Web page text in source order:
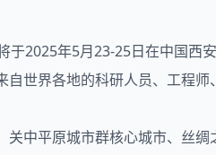
于2025年5月23-25日在中国西
世界各地的科研人员、工程
中平原城市群核心城市、丝